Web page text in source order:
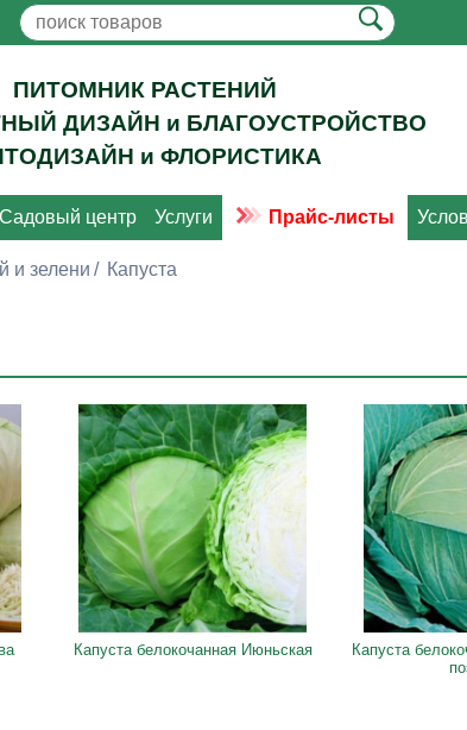
ПИТОМНИК РАСТЕНИЙ
ДИЗАЙН и БЛАГОУСТРОЙСТВО
и ФЛОРИСТИКА
Садовый центр Услуги Прайс-листы
и зелени Капуста
Капуста белокочанная Июньская
Капуста